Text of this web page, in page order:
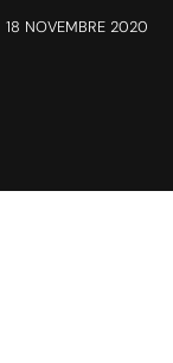
18 NOVEMBRE 2020